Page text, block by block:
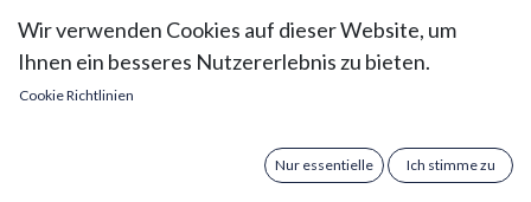
Hyundai ix35 Bj. 10-15:
COBRA Seitenschutzrohre
Verleihen Sie Ihrem Hyundai ix35 (ab Bj. 2010 bis
Wir verwenden Cookies auf dieser Website, um
Ihnen ein besseres Nutzererlebnis zu bieten.
Cookie Richtlinien
Nur essentielle Ich stimme zu